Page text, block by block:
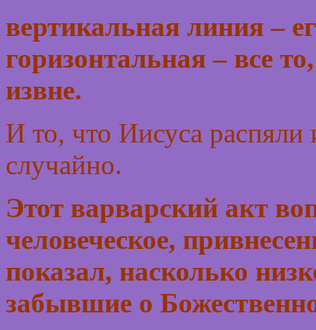
вертикальная линия –
горизонтальная – все
извне.
И то, что Иисуса распяли
случайно.
Этот варварский акт
человеческое,
показал, насколько
забывшие о